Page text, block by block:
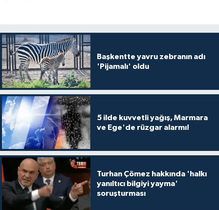
Başkentte yavru zebranın adı
'Pijamalı' oldu
5 ilde kuvvetli yağış, Marmara
ve Ege'de rüzgar alarmı!
Turhan Çömez hakkında 'halkı
yanıltıcı bilgiyi yayma'
soruşturması